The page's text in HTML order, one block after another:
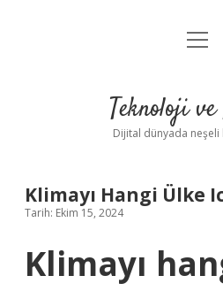
Anasayfa
Yasal
Teknoloji
Dijital dünyada neşeli
Klimayı Hangi Ülke
Tarih: Ekim 15, 2024
Klimayı